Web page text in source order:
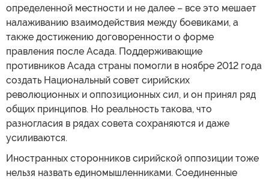
определенной местности и не далее – все это мешает
налаживанию взаимодействия между боевиками, а
также достижению договоренности о форме
правления после Асада. Поддерживающие
противников Асада страны помогли в ноябре 2012 года
создать Национальный совет сирийских
революционных и оппозиционных сил, и он принял ряд
общих принципов. Но реальность такова, что
разногласия в рядах совета сохраняются и даже
усиливаются.
Иностранных сторонников сирийской оппозиции тоже
нельзя назвать единомышленниками. Соединенные